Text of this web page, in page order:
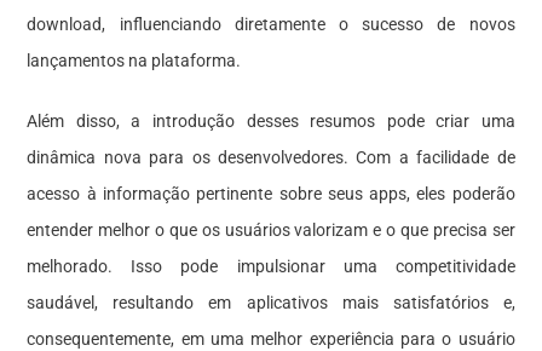
download, influenciando diretamente o sucesso de novos
lançamentos na plataforma.
Além disso, a introdução desses resumos pode criar uma
dinâmica nova para os desenvolvedores. Com a facilidade de
acesso à informação pertinente sobre seus apps, eles poderão
entender melhor o que os usuários valorizam e o que precisa ser
melhorado. Isso pode impulsionar uma competitividade
saudável, resultando em aplicativos mais satisfatórios e,
consequentemente, em uma melhor experiência para o usuário